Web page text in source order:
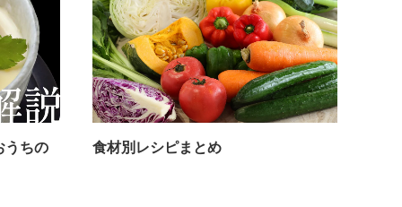
うちの 食材別レシピまとめ